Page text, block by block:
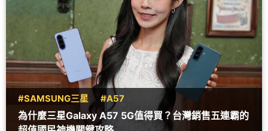
#SAMSUNG三星 #A57
為什麼三星Galaxy A57 5G值得買？台灣銷售五連霸的